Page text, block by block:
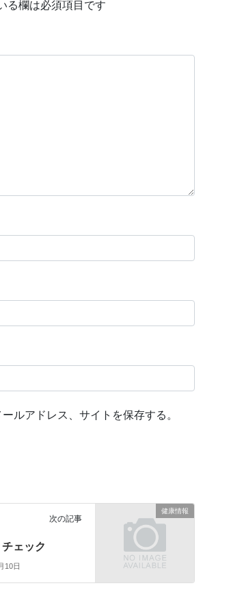
る欄は必須項目です
ルアドレス、サイトを保存する。
健康情報
次の記事
ェック
10日